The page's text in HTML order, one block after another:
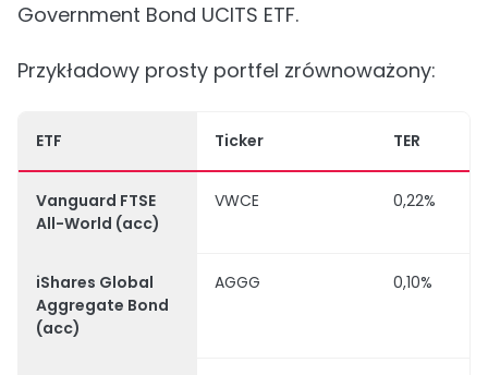
Government Bond UCITS ETF.
Przykładowy prosty portfel zrównoważony:
ETF Ticker TER
Vanguard FTSE
All-World (acc)
VWCE 0,22%
iShares Global
Aggregate Bond
(acc)
AGGG 0,10%